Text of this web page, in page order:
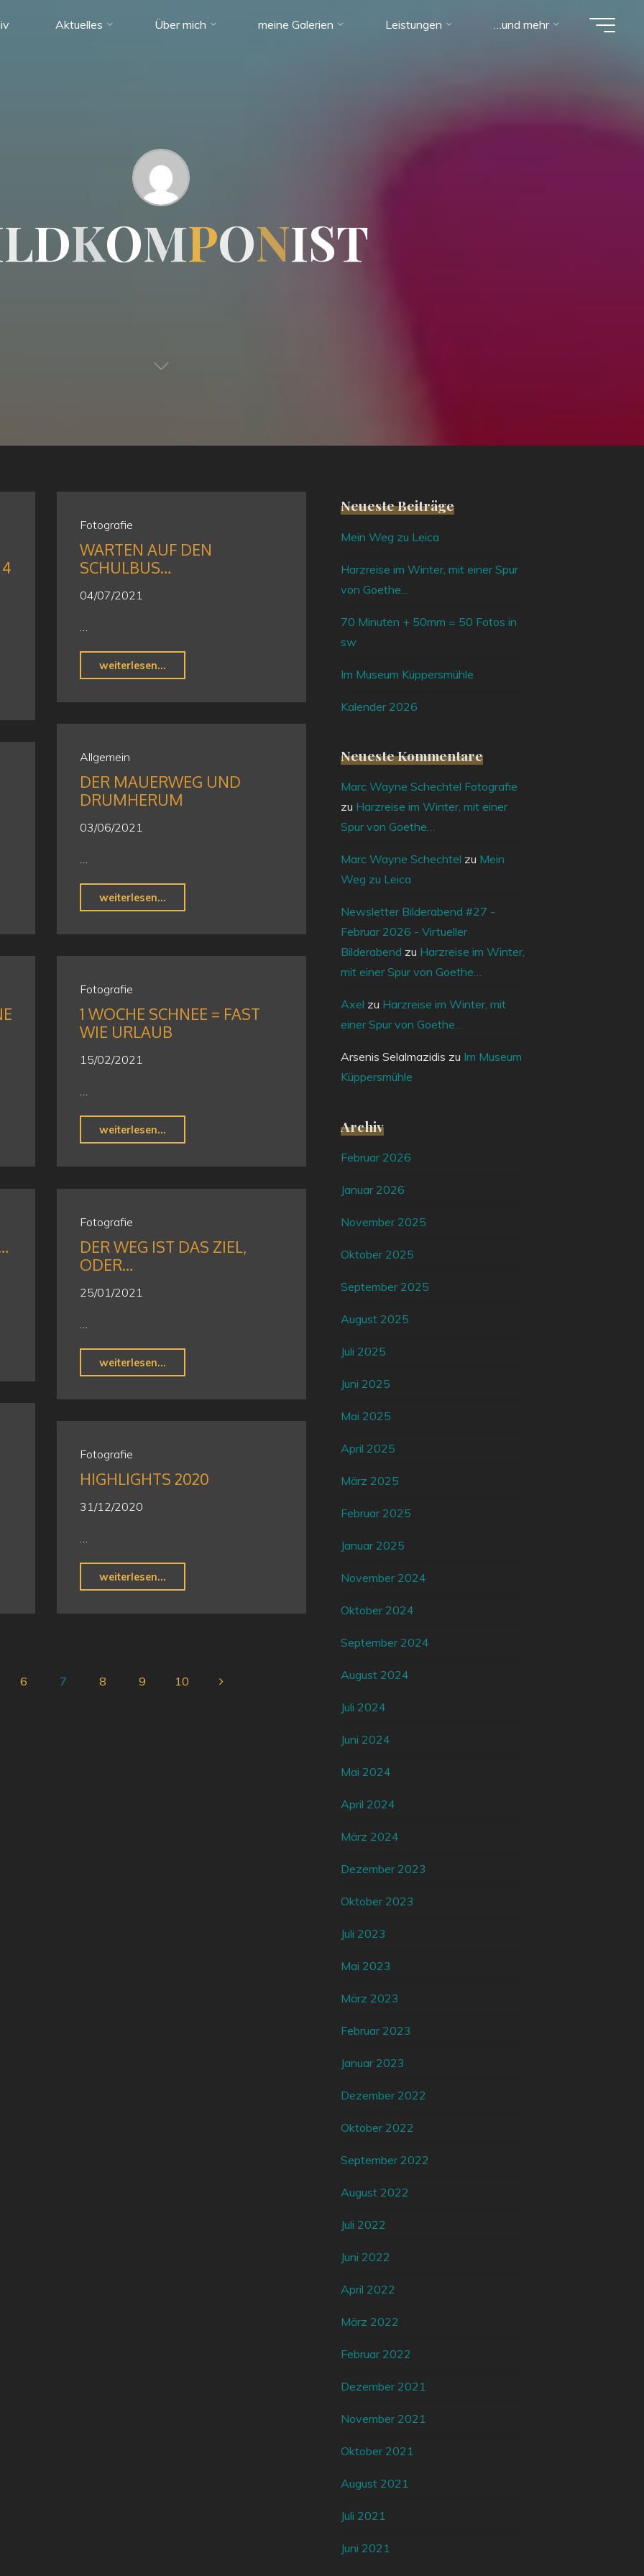
Aktuelles Über mich meine Galerien Leistungen …und mehr
LDKOMPONIST
Fotografie
WARTEN AUF DEN
SCHULBUS…
04/07/2021
…
weiterlesen...
den
Schulbus…"
Allgemein
DER MAUERWEG UND
DRUMHERUM
03/06/2021
…
weiterlesen...
und
drumherum"
Fotografie
1 WOCHE SCHNEE = FAST
WIE URLAUB
15/02/2021
…
weiterlesen...
Schnee
=
Urlaub"
Fotografie
DER WEG IST DAS ZIEL,
ODER…
25/01/2021
weiterlesen...
ist
das
Fotografie
HIGHLIGHTS 2020
31/12/2020
weiterlesen...
6 7 8 9 10
Neueste Beiträge
Mein Weg zu Leica
Harzreise im Winter, mit einer Spur
von Goethe…
70 Minuten + 50mm = 50 Fotos in
sw
Im Museum Küppersmühle
Kalender 2026
Neueste Kommentare
Marc Wayne Schechtel Fotografie
zu Harzreise im Winter, mit einer
Spur von Goethe…
Marc Wayne Schechtel zu Mein
Weg zu Leica
Newsletter Bilderabend #27 -
Februar 2026 - Virtueller
Bilderabend zu Harzreise im Winter,
mit einer Spur von Goethe…
Axel zu Harzreise im Winter, mit
einer Spur von Goethe…
Arsenis Selalmazidis zu Im Museum
Küppersmühle
Archiv
Februar 2026
Januar 2026
November 2025
Oktober 2025
September 2025
August 2025
Juli 2025
Juni 2025
Mai 2025
April 2025
März 2025
Februar 2025
Januar 2025
November 2024
Oktober 2024
September 2024
August 2024
Juli 2024
Juni 2024
Mai 2024
April 2024
März 2024
Dezember 2023
Oktober 2023
Juli 2023
Mai 2023
März 2023
Februar 2023
Januar 2023
Dezember 2022
Oktober 2022
September 2022
August 2022
Juli 2022
Juni 2022
April 2022
März 2022
Februar 2022
Dezember 2021
November 2021
Oktober 2021
August 2021
Juli 2021
Juni 2021